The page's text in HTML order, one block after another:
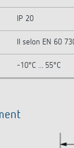
IP 20
II selon EN 60
-10°C ... 55°C